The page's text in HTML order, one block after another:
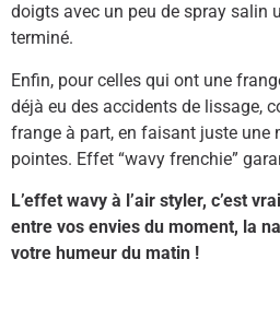
doigts avec un peu de spray salin
terminé.
Enfin, pour celles qui ont une
déjà eu des accidents de lissage,
frange à part, en faisant juste une
pointes. Effet “wavy frenchie”
L’effet wavy à l’air styler, c’est
entre vos envies du moment, la
votre humeur du matin !